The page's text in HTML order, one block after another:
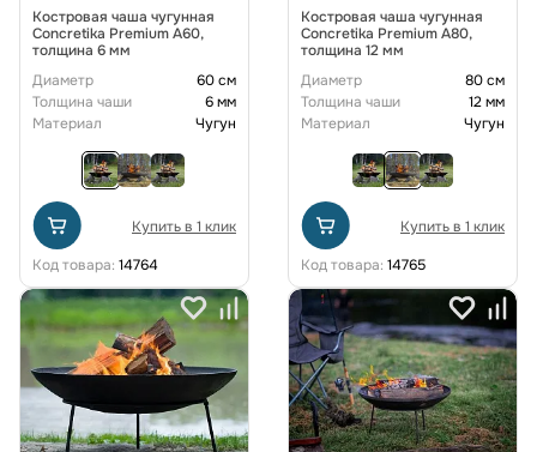
Костровая чаша чугунная
Concretika Premium A60,
толщина 6 мм
Диаметр
60 см
Толщина чаши
6 мм
Материал
Чугун
Купить в 1 клик
Код товара: 14764
Костровая чаша чугунная
Concretika Premium A80,
толщина 12 мм
Диаметр
80 см
Толщина чаши
12 мм
Материал
Чугун
Купить в 1 клик
Код товара: 14765